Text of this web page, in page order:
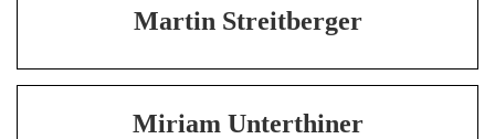
Martin Streitberger
Miriam Unterthiner